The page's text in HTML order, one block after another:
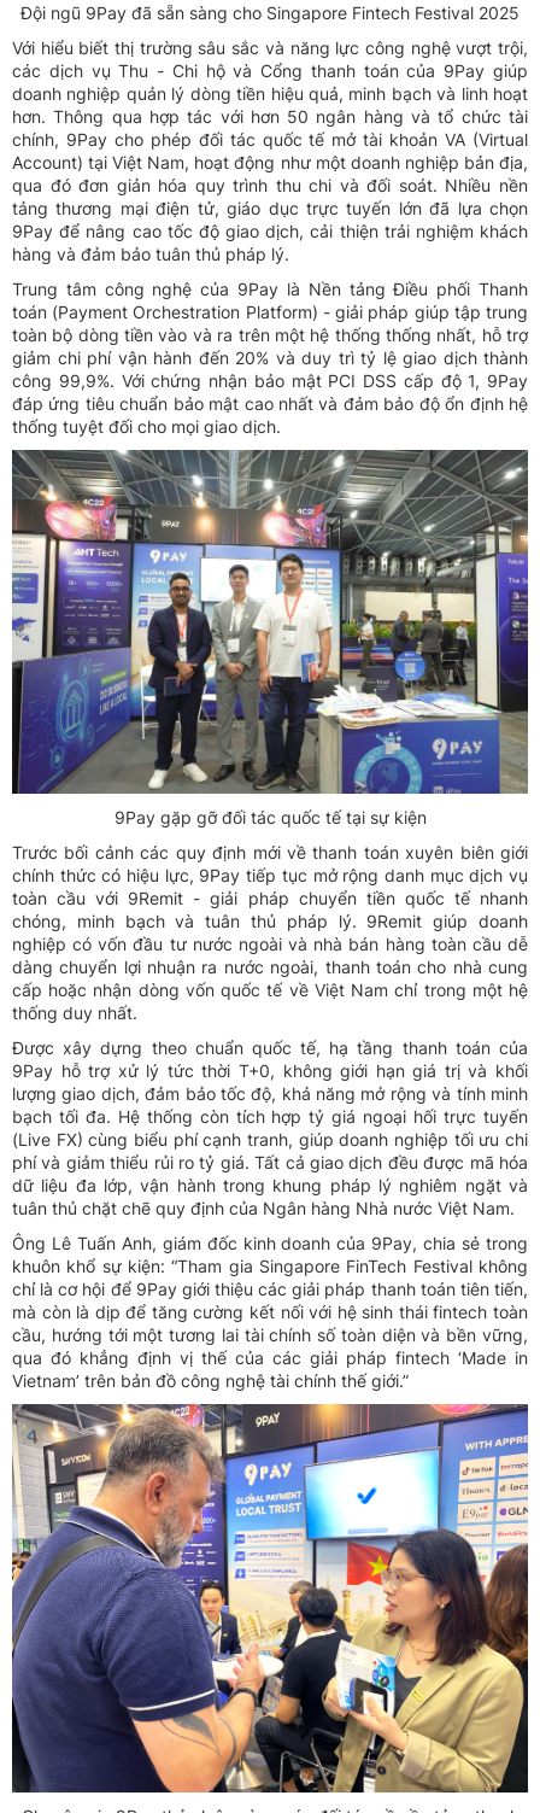
Đội ngũ 9Pay đã sẵn sàng cho Singapore Fintech Festival 2025
Với hiểu biết thị trường sâu sắc và năng lực công nghệ vượt trội,
các dịch vụ Thu - Chi hộ và Cổng thanh toán của 9Pay giúp
doanh nghiệp quản lý dòng tiền hiệu quả, minh bạch và linh hoạt
hơn. Thông qua hợp tác với hơn 50 ngân hàng và tổ chức tài
chính, 9Pay cho phép đối tác quốc tế mở tài khoản VA (Virtual
Account) tại Việt Nam, hoạt động như một doanh nghiệp bản địa,
qua đó đơn giản hóa quy trình thu chi và đối soát. Nhiều nền
tảng thương mại điện tử, giáo dục trực tuyến lớn đã lựa chọn
9Pay để nâng cao tốc độ giao dịch, cải thiện trải nghiệm khách
hàng và đảm bảo tuân thủ pháp lý.
Trung tâm công nghệ của 9Pay là Nền tảng Điều phối Thanh
toán (Payment Orchestration Platform) - giải pháp giúp tập trung
toàn bộ dòng tiền vào và ra trên một hệ thống thống nhất, hỗ trợ
giảm chi phí vận hành đến 20% và duy trì tỷ lệ giao dịch thành
công 99,9%. Với chứng nhận bảo mật PCI DSS cấp độ 1, 9Pay
đáp ứng tiêu chuẩn bảo mật cao nhất và đảm bảo độ ổn định hệ
thống tuyệt đối cho mọi giao dịch.
9Pay gặp gỡ đối tác quốc tế tại sự kiện
Trước bối cảnh các quy định mới về thanh toán xuyên biên giới
chính thức có hiệu lực, 9Pay tiếp tục mở rộng danh mục dịch vụ
toàn cầu với 9Remit - giải pháp chuyển tiền quốc tế nhanh
chóng, minh bạch và tuân thủ pháp lý. 9Remit giúp doanh
nghiệp có vốn đầu tư nước ngoài và nhà bán hàng toàn cầu dễ
dàng chuyển lợi nhuận ra nước ngoài, thanh toán cho nhà cung
cấp hoặc nhận dòng vốn quốc tế về Việt Nam chỉ trong một hệ
thống duy nhất.
Được xây dựng theo chuẩn quốc tế, hạ tầng thanh toán của
9Pay hỗ trợ xử lý tức thời T+0, không giới hạn giá trị và khối
lượng giao dịch, đảm bảo tốc độ, khả năng mở rộng và tính minh
bạch tối đa. Hệ thống còn tích hợp tỷ giá ngoại hối trực tuyến
(Live FX) cùng biểu phí cạnh tranh, giúp doanh nghiệp tối ưu chi
phí và giảm thiểu rủi ro tỷ giá. Tất cả giao dịch đều được mã hóa
dữ liệu đa lớp, vận hành trong khung pháp lý nghiêm ngặt và
tuân thủ chặt chẽ quy định của Ngân hàng Nhà nước Việt Nam.
Ông Lê Tuấn Anh, giám đốc kinh doanh của 9Pay, chia sẻ trong
khuôn khổ sự kiện: “Tham gia Singapore FinTech Festival không
chỉ là cơ hội để 9Pay giới thiệu các giải pháp thanh toán tiên tiến,
mà còn là dịp để tăng cường kết nối với hệ sinh thái fintech toàn
cầu, hướng tới một tương lai tài chính số toàn diện và bền vững,
qua đó khẳng định vị thế của các giải pháp fintech ‘Made in
Vietnam’ trên bản đồ công nghệ tài chính thế giới.”